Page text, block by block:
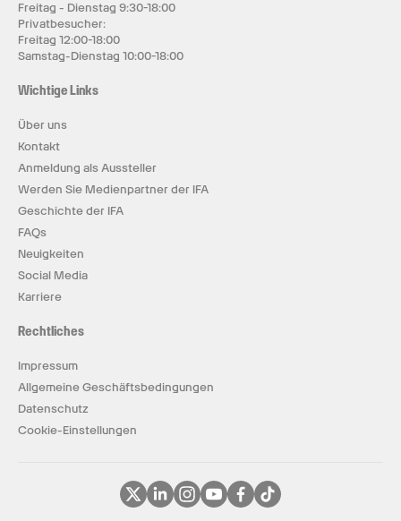
Freitag - Dienstag 9:30-18:00
Privatbesucher:
Freitag 12:00-18:00
Samstag-Dienstag 10:00-18:00
Wichtige Links
Über uns
Kontakt
Anmeldung als Aussteller
Werden Sie Medienpartner der IFA
Geschichte der IFA
FAQs
Neuigkeiten
Social Media
Karriere
Rechtliches
Impressum
Allgemeine Geschäftsbedingungen
Datenschutz
Cookie-Einstellungen